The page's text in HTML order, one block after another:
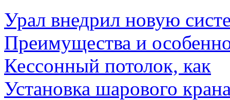
Урал внедрил новую
Преимущества и
Кессонный потолок, как
Установка шарового